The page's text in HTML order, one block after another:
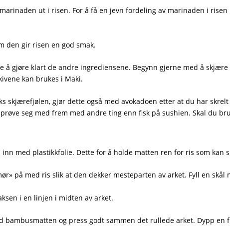
ut i risen. For å få en jevn fordeling av marinaden i
den gir risen en god smak.
å gjøre klart de andre ingrediensene. Begynn gjerne med å
kan brukes i Maki.
skjærefjølen, gjør dette også med avokadoen etter at du har
seg med frem med andre ting enn fisk på sushien. Skal du
med plastikkfolie. Dette for å holde matten ren for ris som kan
på med ris slik at den dekker mesteparten av arket. Fyll en skål
i en linjen i midten av arket.
bambusmatten og press godt sammen det rullede arket. Dypp en